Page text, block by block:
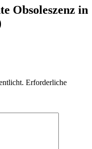
Obsoleszenz in
Erforderliche